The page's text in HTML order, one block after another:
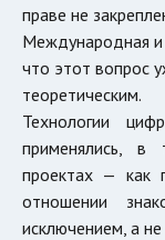
праве не
Международная и
что этот вопрос
теоретическим.
Технологии
применялись, в
проектах — как
отношении
исключением, а не